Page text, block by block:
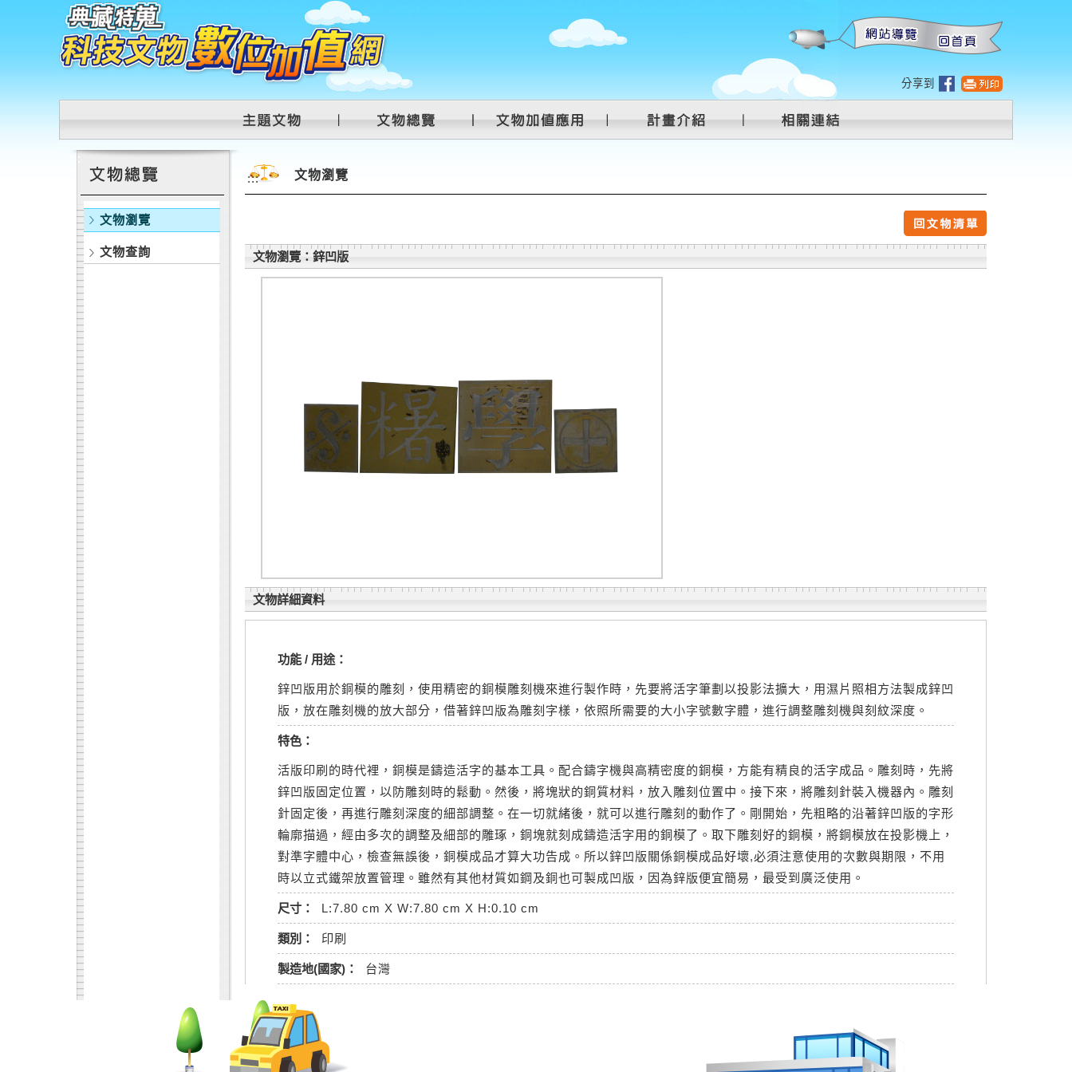
跳到主要內容區塊
分享到
文物瀏覽
文物查詢
::: 文物瀏覽
文物瀏覽：鋅凹版
文物詳細資料
功能 / 用途：
鋅凹版用於銅模的雕刻，使用精密的銅模雕刻機來進行製作時，先要將活字筆劃以投影法擴大，用濕片照相方法製成鋅凹
版，放在雕刻機的放大部分，借著鋅凹版為雕刻字樣，依照所需要的大小字號數字體，進行調整雕刻機與刻紋深度。
特色：
活版印刷的時代裡，銅模是鑄造活字的基本工具。配合鑄字機與高精密度的銅模，方能有精良的活字成品。雕刻時，先將
鋅凹版固定位置，以防雕刻時的鬆動。然後，將塊狀的銅質材料，放入雕刻位置中。接下來，將雕刻針裝入機器內。雕刻
針固定後，再進行雕刻深度的細部調整。在一切就緒後，就可以進行雕刻的動作了。剛開始，先粗略的沿著鋅凹版的字形
輪廓描過，經由多次的調整及細部的雕琢，銅塊就刻成鑄造活字用的銅模了。取下雕刻好的銅模，將銅模放在投影機上，
對準字體中心，檢查無誤後，銅模成品才算大功告成。所以鋅凹版關係銅模成品好壞,必須注意使用的次數與期限，不用
時以立式鐵架放置管理。雖然有其他材質如鋼及銅也可製成凹版，因為鋅版便宜簡易，最受到廣泛使用。
尺寸： L:7.80 cm X W:7.80 cm X H:0.10 cm
類別： 印刷
製造地(國家)： 台灣